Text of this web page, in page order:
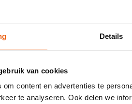
Details
van cookies
om content en advertenties te
te analyseren. Ook delen we